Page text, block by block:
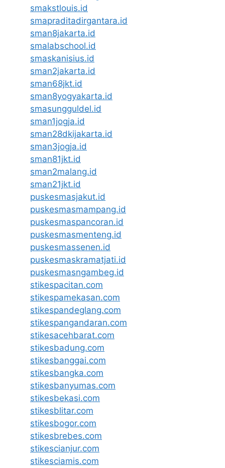
smakstlouis.id
smapraditadirgantara.id
sman8jakarta.id
smalabschool.id
smaskanisius.id
sman2jakarta.id
sman68jkt.id
sman8yogyakarta.id
smasungguldel.id
sman1jogja.id
sman28dkijakarta.id
sman3jogja.id
sman81jkt.id
sman2malang.id
sman21jkt.id
puskesmasjakut.id
puskesmasmampang.id
puskesmaspancoran.id
puskesmasmenteng.id
puskesmassenen.id
puskesmaskramatjati.id
puskesmasngambeg.id
stikespacitan.com
stikespamekasan.com
stikespandeglang.com
stikespangandaran.com
stikesacehbarat.com
stikesbadung.com
stikesbanggai.com
stikesbangka.com
stikesbanyumas.com
stikesbekasi.com
stikesblitar.com
stikesbogor.com
stikesbrebes.com
stikescianjur.com
stikesciamis.com